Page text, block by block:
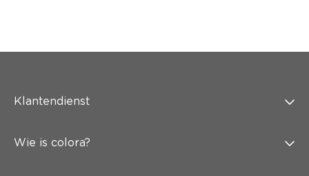
Klantendienst
Wie is colora?